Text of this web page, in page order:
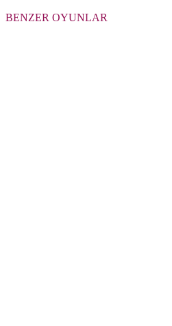
BENZER OYUNLAR